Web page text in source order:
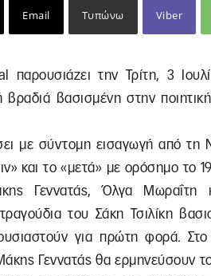
Email Τυπώνω Viber
την Τρίτη, 3
βραδιά βασισμένη στην
με σύντομη εισαγωγή από τη
και το «μετά» με ορόσημο το
Γεννατάς, Όλγα Μωραΐτη
του Σάκη Τσιλίκη
για πρώτη φορά. Στο
Γεννατάς θα ερμηνεύσουν